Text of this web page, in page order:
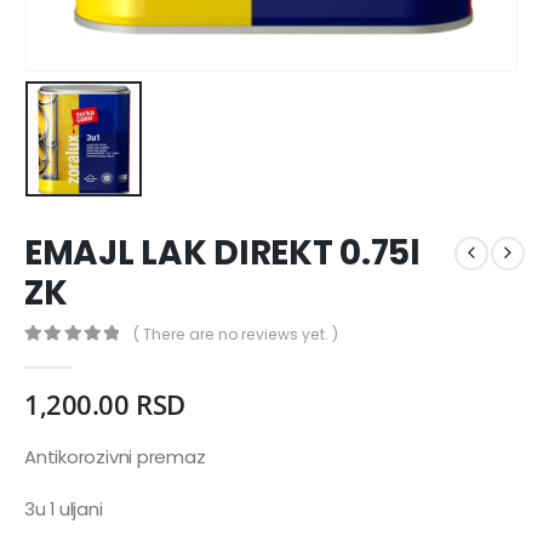
EMAJL LAK DIREKT 0.75l
ZK
( There are no reviews yet. )
1,200.00 RSD
Antikorozivni premaz
3u 1 uljani